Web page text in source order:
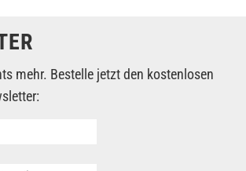
mehr. Bestelle jetzt den kostenlosen